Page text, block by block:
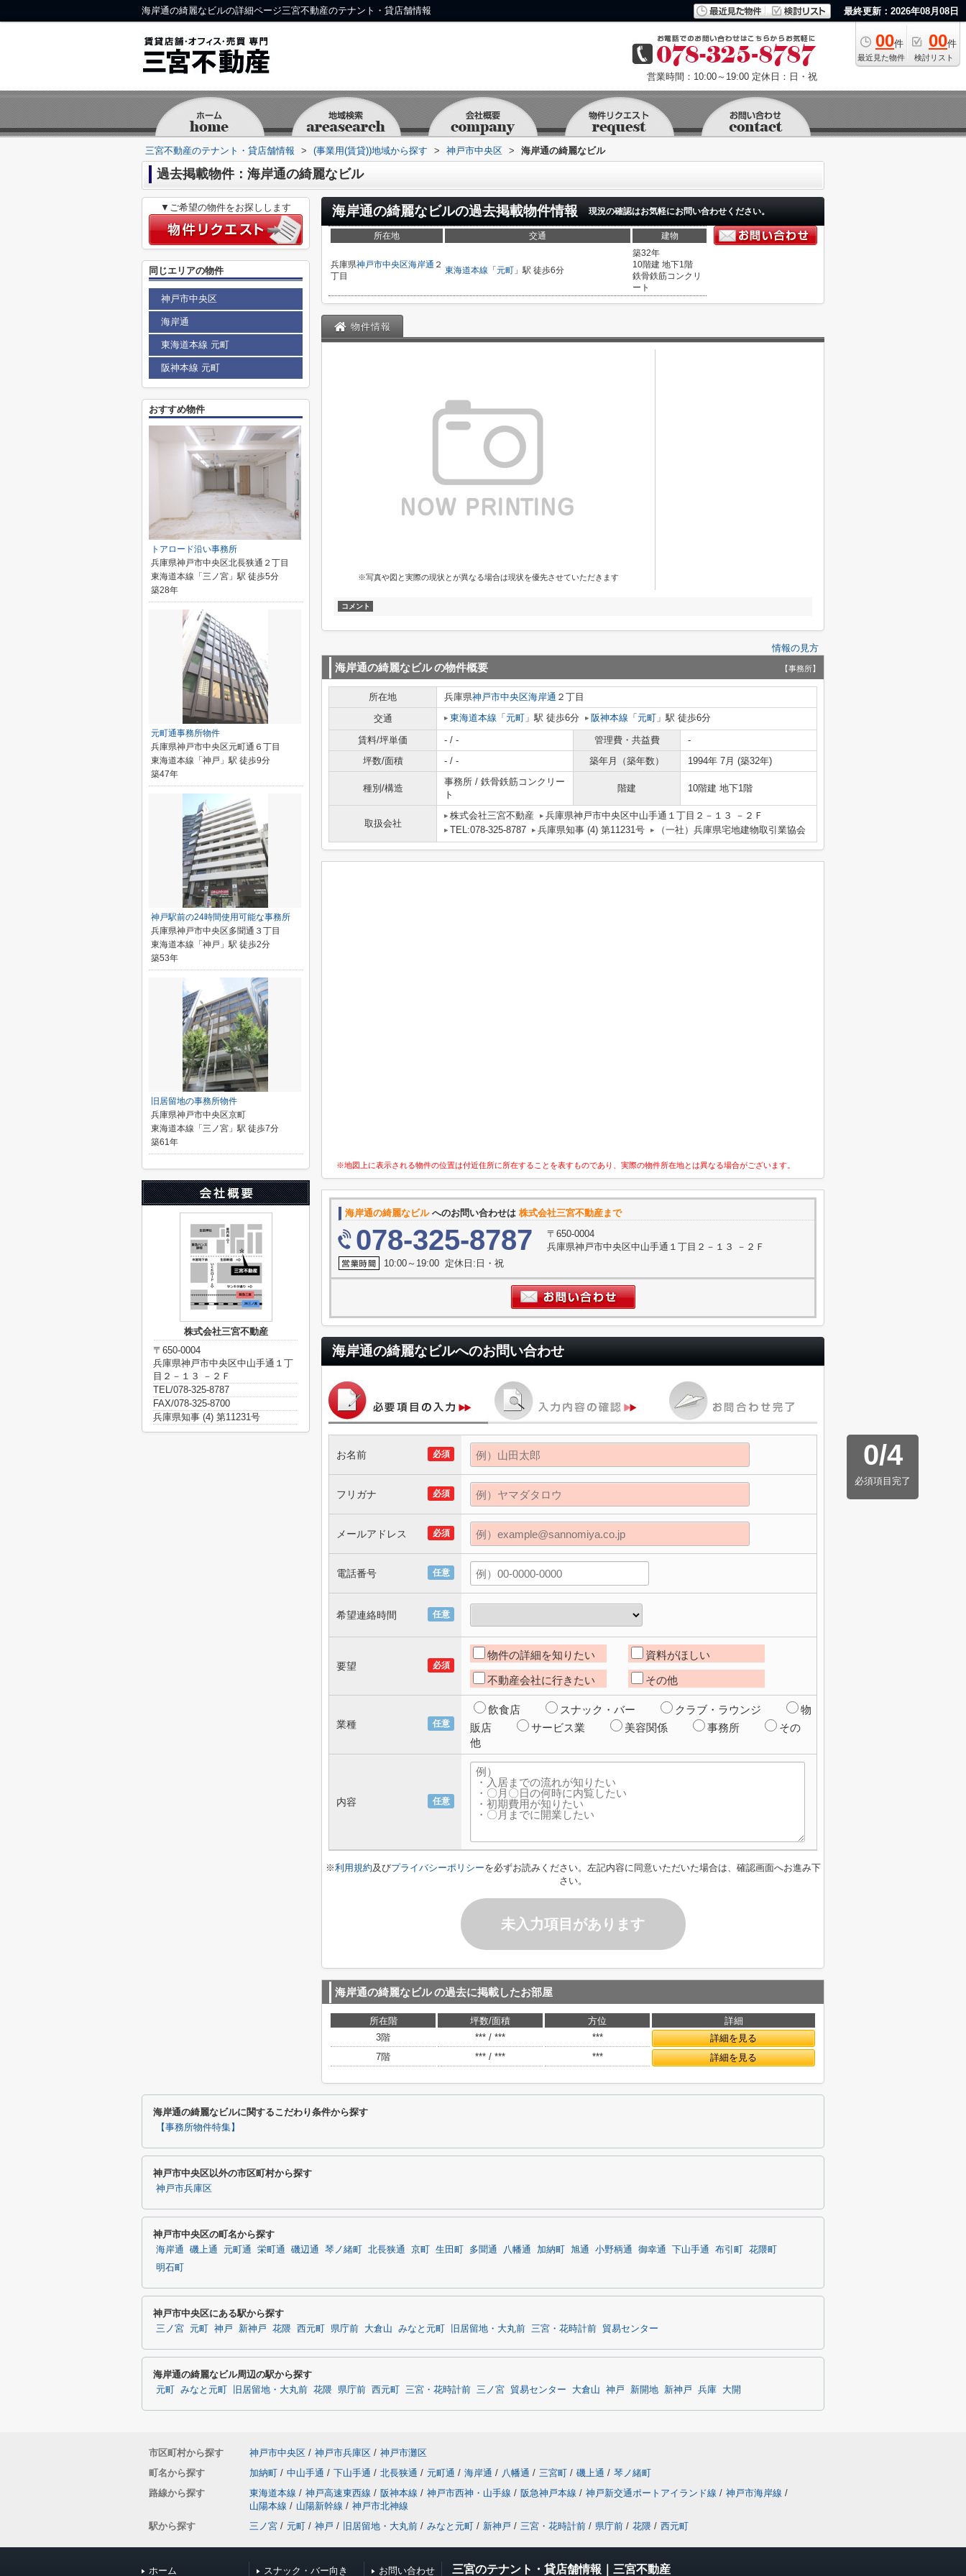
海岸通の綺麗なビルの詳細ページ三宮不動産のテナント・貸店舗情報 最終更新：2026年08月08日
00件
最近見た物件
00件
検討リスト
営業時間：10:00～19:00 定休日：日・祝
三宮不動産のテナント・貸店舗情報 > (事業用(賃貸))地域から探す > 神戸市中央区 > 海岸通の綺麗なビル
過去掲載物件：海岸通の綺麗なビル
海岸通の綺麗なビルの過去掲載物件情報 現況の確認はお気軽にお問い合わせください。
所在地 交通 建物
兵庫県神戸市中央区海岸通 ２
丁目
東海道本線 「 元町 」駅 徒歩6分
築32年
10階建 地下1階
鉄骨鉄筋コンクリ
ート
物件情報
※写真や図と実際の現状とが異なる場合は現状を優先させていただきます
コメント
情報の見方
海岸通の綺麗なビルの物件概要 【事務所】
所在地 兵庫県神戸市中央区海岸通 ２丁目
交通
東海道本線 「 元町 」駅 徒歩6分 阪神本線 「 元町 」駅 徒歩6分
賃料/坪単価 - / - 管理費・共益費
-
坪数/面積
- / - 築年月（築年数） 1994年 7月 (築32年)
種別/構造
事務所 / 鉄骨鉄筋コンクリー
ト
階建 10階建 地下1階
取扱会社
株式会社三宮不動産
兵庫県神戸市中央区中山手通１丁目２－１３ －２Ｆ
TEL:078-325-8787
兵庫県知事 (4) 第11231号 （一社）兵庫県宅地建物取引業協会
※地図上に表示される物件の位置は付近住所に所在することを表すものであり、実際の物件所在地とは異なる場合がございます。
海岸通の綺麗なビルへのお問い合わせは 株式会社三宮不動産まで
078-325-8787
〒650-0004
兵庫県神戸市中央区中山手通１丁目２－１３ －２Ｆ
10:00～19:00 定休日:日・祝
海岸通の綺麗なビルへのお問い合わせ
0/4
必須項目完了
必須
お名前
必須
フリガナ
必須
メールアドレス
任意
電話番号
任意
希望連絡時間
必須
要望
物件の詳細を知りたい 資料がほしい
不動産会社に行きたい その他
任意
業種
飲食店 スナック・バー クラブ・ラウンジ
物
販店
サービス業 美容関係 事務所
その
他
任意
内容
※利用規約及びプライバシーポリシーを必ずお読みください。左記内容に同意いただいた場合は、確認画面へお進み下
さい。
未入力項目があります
海岸通の綺麗なビルの過去に掲載したお部屋
所在階 坪数/面積 方位
詳細
3階
*** / *** ***
詳細を見る
7階
*** / *** *** 詳細を見る
▼ご希望の物件をお探しします
同じエリアの物件
神戸市中央区
海岸通
東海道本線 元町
阪神本線 元町
おすすめ物件
トアロード沿い事務所
兵庫県神戸市中央区北長狭通２丁目
東海道本線「三ノ宮」駅 徒歩5分
築28年
元町通事務所物件
兵庫県神戸市中央区元町通６丁目
東海道本線「神戸」駅 徒歩9分
築47年
神戸駅前の24時間使用可能な事務所
兵庫県神戸市中央区多聞通３丁目
東海道本線「神戸」駅 徒歩2分
築53年
旧居留地の事務所物件
兵庫県神戸市中央区京町
東海道本線「三ノ宮」駅 徒歩7分
築61年
株式会社三宮不動産
〒650-0004
兵庫県神戸市中央区中山手通１丁
目２－１３ －２Ｆ
TEL/078-325-8787
FAX/078-325-8700
兵庫県知事 (4) 第11231号
海岸通の綺麗なビルに関するこだわり条件から探す
【事務所物件特集】
神戸市中央区以外の市区町村から探す
神戸市兵庫区
神戸市中央区の町名から探す
海岸通 磯上通 元町通 栄町通 磯辺通 琴ノ緒町 北長狭通 京町 生田町 多聞通 八幡通 加納町 旭通 小野柄通 御幸通 下山手通 布引町
花隈町
明石町
神戸市中央区にある駅から探す
三ノ宮 元町 神戸 新神戸 花隈 西元町 県庁前 大倉山 みなと元町 旧居留地・大丸前 三宮・花時計前 貿易センター
海岸通の綺麗なビル周辺の駅から探す
元町 みなと元町 旧居留地・大丸前 花隈 県庁前 西元町 三宮・花時計前 三ノ宮 貿易センター 大倉山 神戸 新開地 新神戸 兵庫 大開
市区町村から探す 神戸市中央区 / 神戸市兵庫区 / 神戸市灘区
町名から探す
加納町 / 中山手通 / 下山手通 / 北長狭通 / 元町通 / 海岸通 / 八幡通 / 三宮町 / 磯上通 / 琴ノ緒町
路線から探す
東海道本線 / 神戸高速東西線 / 阪神本線 / 神戸市西神・山手線 / 阪急神戸本線 / 神戸新交通ポートアイランド線 / 神戸市海岸線 /
山陽本線 / 山陽新幹線 / 神戸市北神線
駅から探す
三ノ宮 / 元町 / 神戸 / 旧居留地・大丸前 / みなと元町 / 新神戸 / 三宮・花時計前 / 県庁前 / 花隈 / 西元町
ホーム スナック・バー向き お問い合わせ 三宮のテナント・貸店舗情報｜三宮不動産